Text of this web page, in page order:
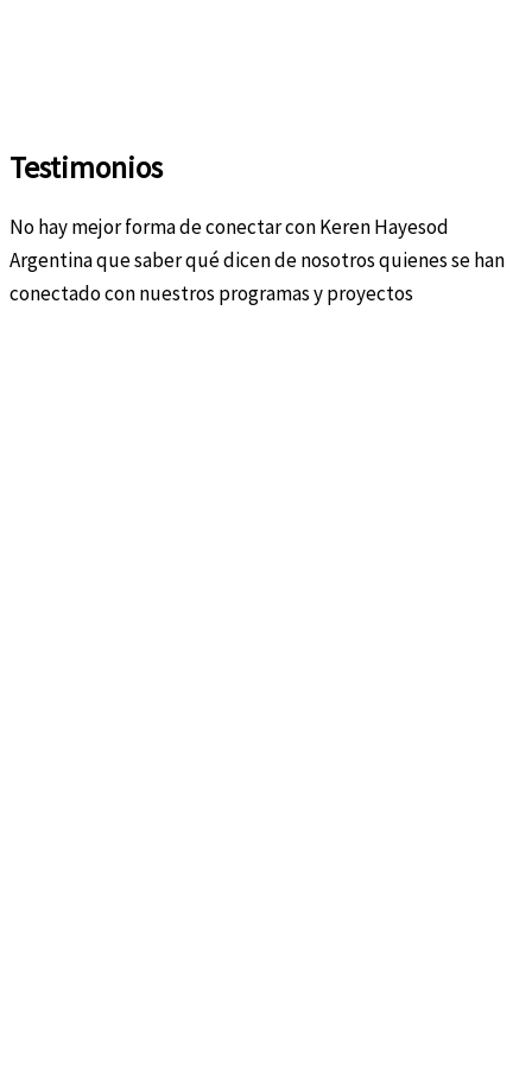
Testimonios
No hay mejor forma de conectar con Keren Hayesod
Argentina que saber qué dicen de nosotros quienes se han
conectado con nuestros programas y proyectos